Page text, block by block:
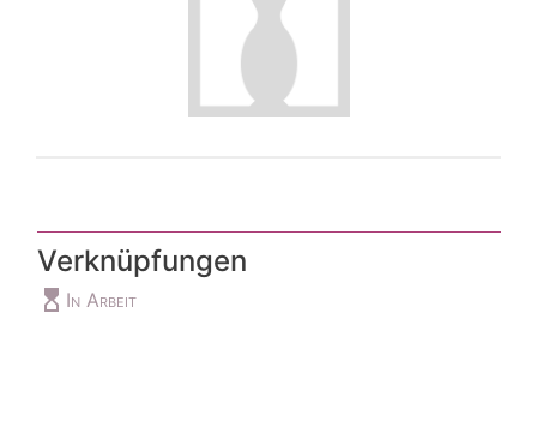
Verknüpfungen
hourglass_top In Arbeit